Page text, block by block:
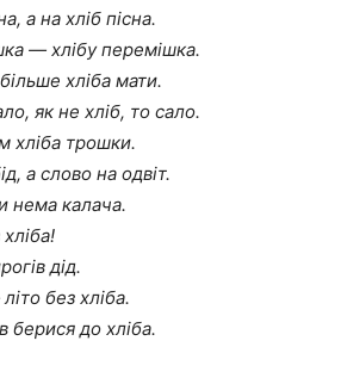
а на хліб пісна.
— хлібу перемішка.
хліба мати.
як не хліб, то сало.
хліба трошки.
а слово на одвіт.
нема калача.
дід.
без хліба.
берися до хліба.